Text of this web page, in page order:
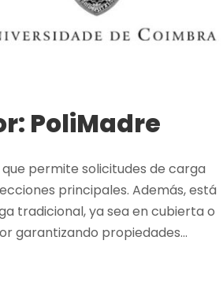
PoliMadre
permite solicitudes de carga
principales. Además, está
tradicional, ya sea en cubierta o
garantizando propiedades...